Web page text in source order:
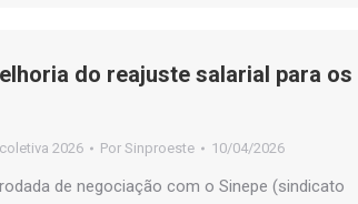
do reajuste salarial para os
2026 Por Sinproeste 10/04/2026
de negociação com o Sinepe (sindicato